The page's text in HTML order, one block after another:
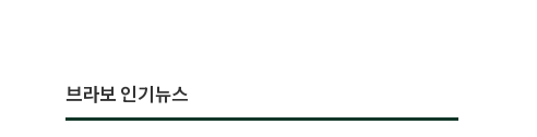
브라보 인기뉴스